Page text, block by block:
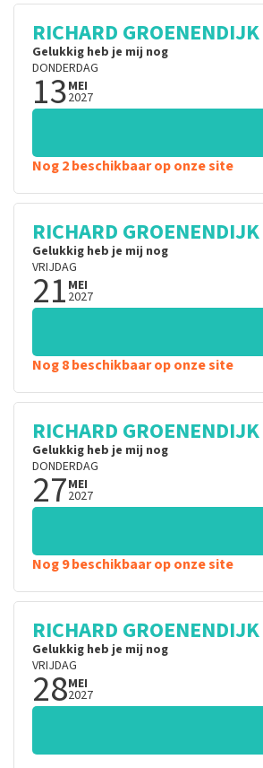
RICHARD GROENENDIJK
Gelukkig heb je mij nog
DONDERDAG
13MEI
2027
Nog 2 beschikbaar op onze site
RICHARD GROENENDIJK
Gelukkig heb je mij nog
VRIJDAG
21 MEI
2027
Nog 8 beschikbaar op onze site
RICHARD GROENENDIJK
Gelukkig heb je mij nog
DONDERDAG
27MEI
2027
Nog 9 beschikbaar op onze site
RICHARD GROENENDIJK
Gelukkig heb je mij nog
VRIJDAG
28MEI
2027